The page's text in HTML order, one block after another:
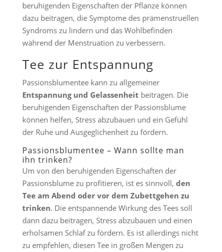
beruhigenden Eigenschaften der Pflanze können
dazu beitragen, die Symptome des prämenstruellen
Syndroms zu lindern und das Wohlbefinden
während der Menstruation zu verbessern.
Tee zur Entspannung
Passionsblumentee kann zu allgemeiner
Entspannung und Gelassenheit beitragen. Die
beruhigenden Eigenschaften der Passionsblume
können helfen, Stress abzubauen und ein Gefühl
der Ruhe und Ausgeglichenheit zu fördern.
Passionsblumentee – Wann sollte man
ihn trinken?
Um von den beruhigenden Eigenschaften der
Passionsblume zu profitieren, ist es sinnvoll, den
Tee am Abend oder vor dem Zubettgehen zu
trinken. Die entspannende Wirkung des Tees soll
dann dazu beitragen, Stress abzubauen und einen
erholsamen Schlaf zu fördern. Es ist allerdings nicht
zu empfehlen, diesen Tee in großen Mengen zu